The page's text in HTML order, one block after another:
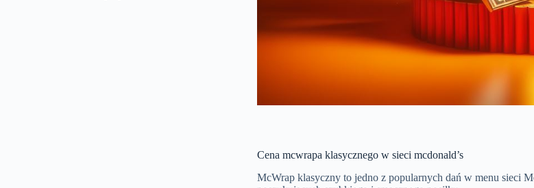
Cena mcwrapa klasycznego w sieci mcdonald’s
McWrap klasyczny to jedno z popularnych dań w menu sieci